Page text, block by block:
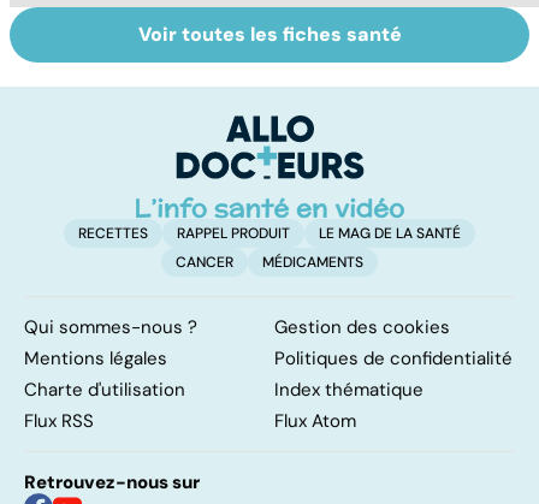
Tout savoir sur le
cerveau
Staphylocoque
doré : une
surveillance
Voir toutes les fiches santé
RECETTES RAPPEL PRODUIT
LE MAG DE LA SANTÉ
CANCER
MÉDICAMENTS
Qui sommes-nous ?
Gestion des cookies
Mentions légales
Politiques de confidentialité
Charte d'utilisation
Index thématique
Flux RSS
Flux Atom
Retrouvez-nous sur